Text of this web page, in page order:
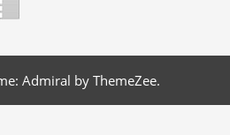
Admiral by ThemeZee.